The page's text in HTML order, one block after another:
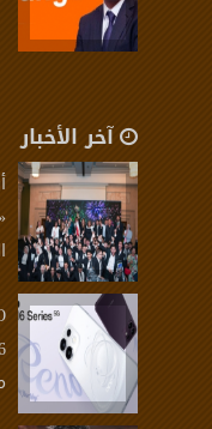
آخر الأخبار